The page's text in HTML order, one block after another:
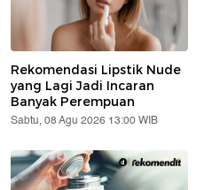
Rekomendasi Lipstik Nude
yang Lagi Jadi Incaran
Banyak Perempuan
Sabtu, 08 Agu 2026 13:00 WIB